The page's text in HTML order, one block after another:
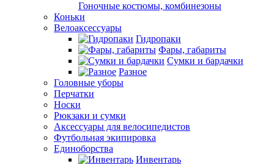
Гоночные костюмы, комбинезоны
Коньки
Велоаксессуары
Гидропаки
Фары, габариты
Сумки и бардачки
Разное
Головные уборы
Перчатки
Носки
Рюкзаки и сумки
Аксессуары для велосипедистов
Футбольная экипировка
Единоборства
Инвентарь